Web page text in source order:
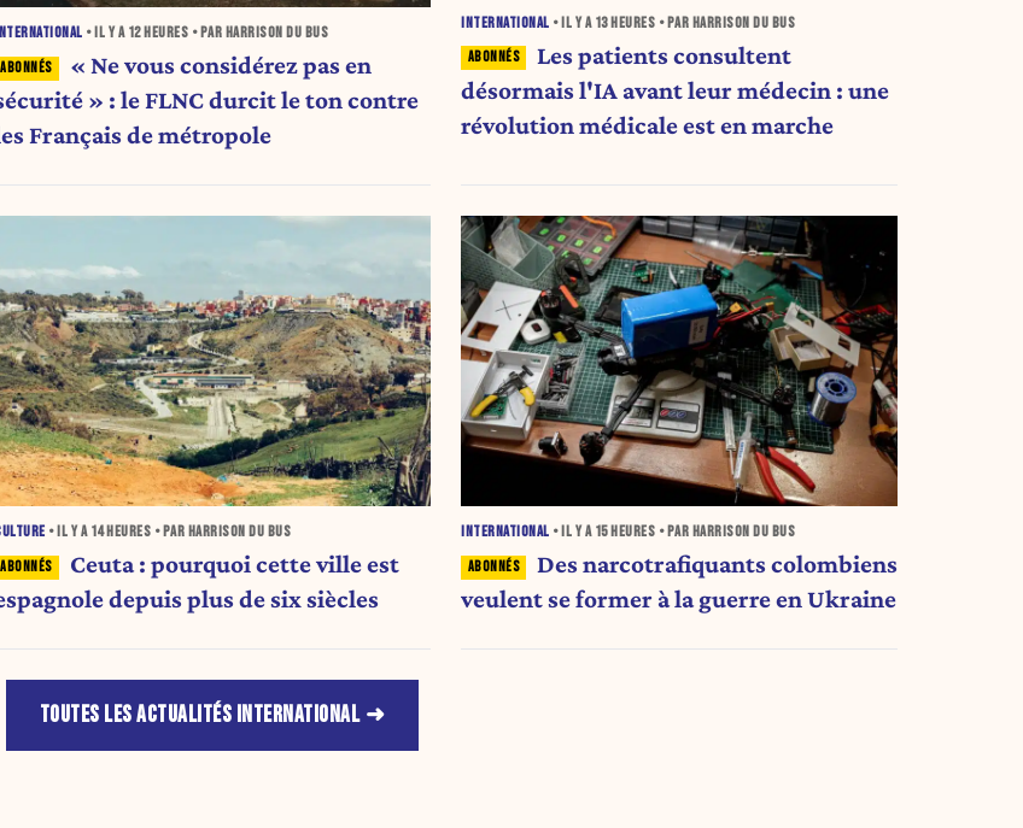
• IL Y A 12 HEURES • PAR HARRISON DU BUS
« Ne vous considérez pas en
» : le FLNC durcit le ton contre
Français de métropole
INTERNATIONAL • IL Y A 13 HEURES • PAR HARRISON DU BUS
Les patients consultent
désormais l'IA avant leur médecin : une
révolution médicale est en marche
• IL Y A 14 HEURES • PAR HARRISON DU BUS
Ceuta : pourquoi cette ville est
depuis plus de six siècles
INTERNATIONAL • IL Y A 15 HEURES • PAR HARRISON DU BUS
Des narcotrafiquants colombiens
veulent se former à la guerre en Ukraine
TOUTES LES ACTUALITÉS INTERNATIONAL